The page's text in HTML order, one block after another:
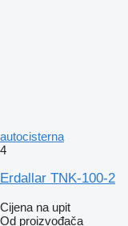
autocisterna
4
Erdallar TNK-100-2
Cijena na upit
Od proizvođača